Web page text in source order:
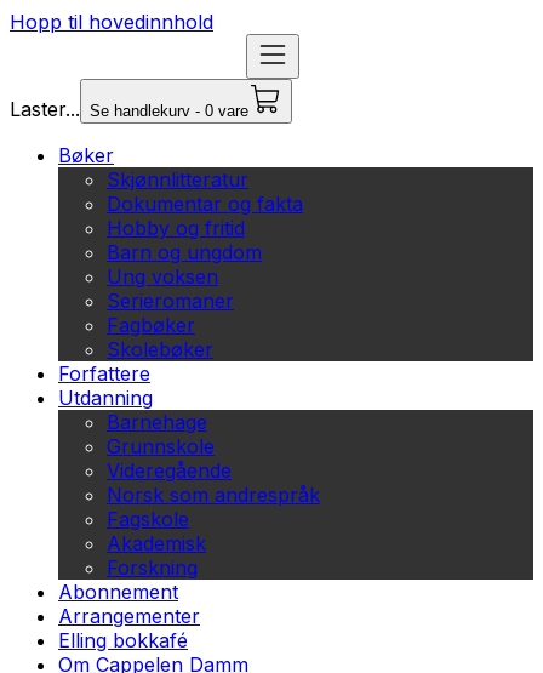
Hopp til hovedinnhold
Laster... Se handlekurv - 0 vare
Bøker
Skjønnlitteratur
Dokumentar og fakta
Hobby og fritid
Barn og ungdom
Ung voksen
Serieromaner
Fagbøker
Skolebøker
Forfattere
Utdanning
Barnehage
Grunnskole
Videregående
Norsk som andrespråk
Fagskole
Akademisk
Forskning
Abonnement
Arrangementer
Elling bokkafé
Om Cappelen Damm